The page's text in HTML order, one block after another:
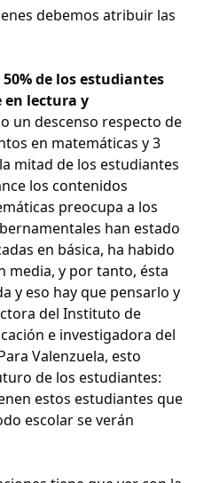
debemos atribuir las
de los estudiantes
lectura y
un descenso respecto de
en matemáticas y 3
mitad de los estudiantes
los contenidos
preocupa a los
han estado
en básica, ha habido
media, y por tanto, ésta
y eso hay que pensarlo y
del Instituto de
e investigadora del
Valenzuela, esto
de los estudiantes:
estos estudiantes que
escolar se verán